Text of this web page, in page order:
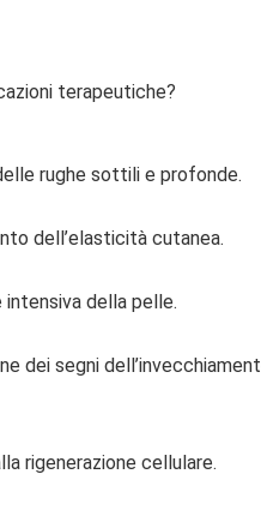
terapeutiche?
rughe sottili e profonde.
dell’elasticità cutanea.
intensiva della pelle.
dei segni
rigenerazione cellulare.